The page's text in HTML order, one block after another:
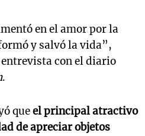
en el amor por la
y salvó la vida”,
con el diario
.
queel principal atractivo
de apreciar objetos